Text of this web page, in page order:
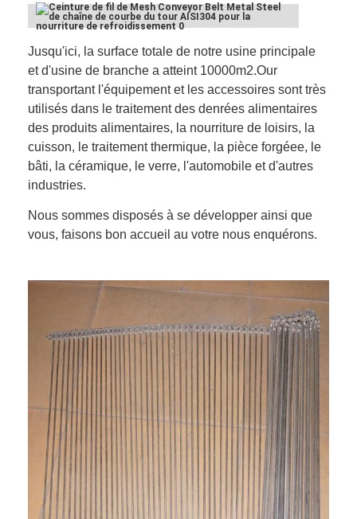
Visite d'usine
Contrôle de la qualité
Contact
nouvelles
Tous les cas
Ceinture de maille d'acier inoxydable
Treillis métallique haute température
Nourriture Mesh Belt
Bande transporteuse en nid d'abeille
Plat de chaîne de convoyeur
Mesh Belt photovoltaïque solaire
Chaîne Mesh Belt
Ceinture en spirale de congélateur
1,2 1,2 92 (base)
100 (cercle)
1,2
1,2 105 (base)
118 (cercle)
1,2
1,2 92 (base)
138 (cercle)
1,2
1,2 158 (base)
0,9
0,9 158 (base) 158 (cercle)
Jusqu'ici, la surface totale de notre usine principale
et d'usine de branche a atteint 10000m2.Our
transportant l'équipement et les accessoires sont très
utilisés dans le traitement des denrées alimentaires
des produits alimentaires, la nourriture de loisirs, la
cuisson, le traitement thermique, la pièce forgéee, le
bâti, la céramique, le verre, l'automobile et d'autres
industries.
Nous sommes disposés à se développer ainsi que
vous, faisons bon accueil au votre nous enquérons.